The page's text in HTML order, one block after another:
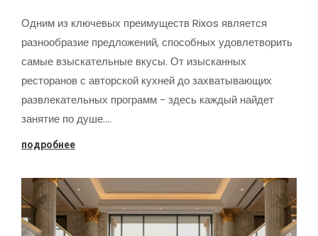
Одним из ключевых преимуществ Rixos является
разнообразие предложений, способных удовлетворить
самые взыскательные вкусы. От изысканных
ресторанов с авторской кухней до захватывающих
развлекательных программ - здесь каждый найдет
занятие по душе.…
подробнее